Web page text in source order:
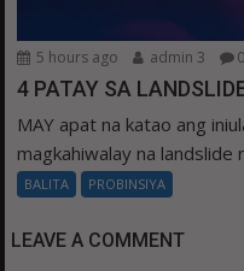
5 hours ago admin 3 0
4 PATAY SA
MAY apat na katao ang
magkahiwalay na landslide
BALITA PROBINSIYA
LEAVE A COMMENT